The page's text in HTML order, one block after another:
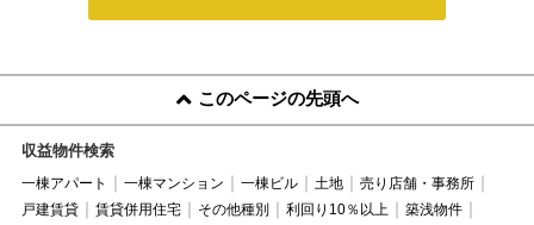
このページの先頭へ
収益物件検索
一棟アパート 一棟マンション 一棟ビル 土地
売り店舗・事務所
戸建賃貸
賃貸併用住宅 その他種別 利回り10％以上
築浅物件